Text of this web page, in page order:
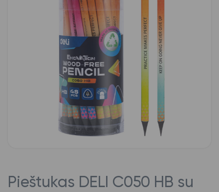
Pieštukas DELI C050 HB su